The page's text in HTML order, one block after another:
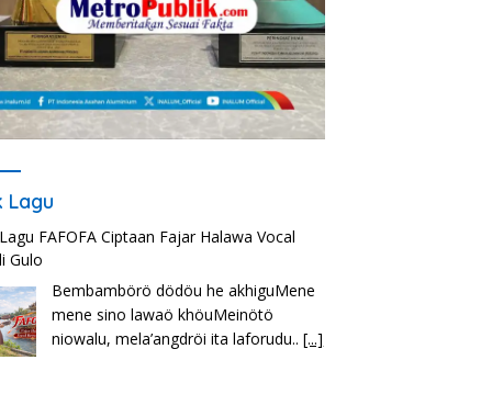
Lagu
FAFOFA Ciptaan Fajar Halawa Vocal
Gulo
Bembambörö dödöu he akhiguMene
mene sino lawaö khöuMeinötö
niowalu, mela’angdröi ita laforudu..[...]